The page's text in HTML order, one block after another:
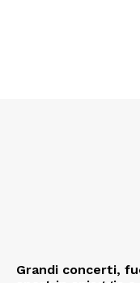
Grandi concerti,